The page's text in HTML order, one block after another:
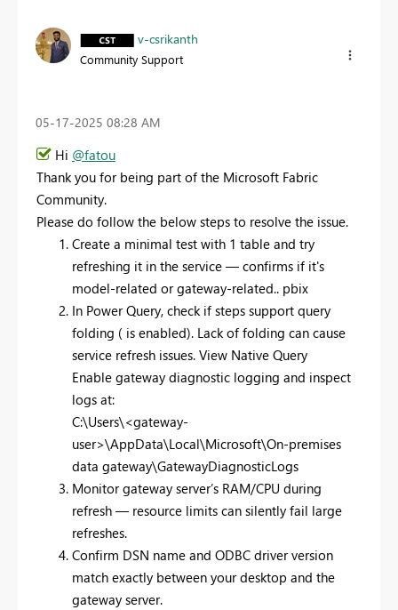
v-csrikanth
Community Support
‎05-17-2025 08:28 AM
Hi @fatou
Thank you for being part of the Microsoft Fabric
Community.
Please do follow the below steps to resolve the issue.
Create a minimal test with 1 table and try
refreshing it in the service — confirms if it's
model-related or gateway-related.. pbix
In Power Query, check if steps support query
folding ( is enabled). Lack of folding can cause
service refresh issues. View Native Query
Enable gateway diagnostic logging and inspect
logs at:
C:\Users\<gateway-
user>\AppData\Local\Microsoft\On-premises
data gateway\GatewayDiagnosticLogs
Monitor gateway server’s RAM/CPU during
refresh — resource limits can silently fail large
refreshes.
Confirm DSN name and ODBC driver version
match exactly between your desktop and the
gateway server.